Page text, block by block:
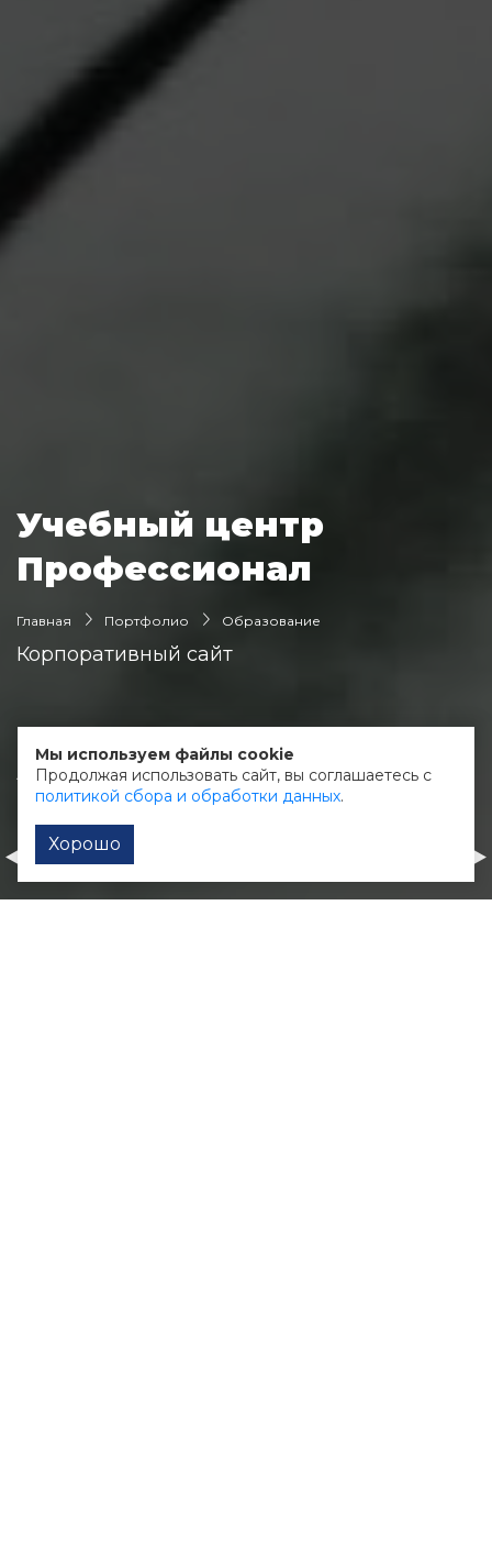
Учебный центр
Профессионал
Главная Портфолио Образование
Корпоративный сайт
О клиенте:
Автошкола для водителей и трактористов
PRO.Маникюр
Лэндинг
Мы используем файлы cookie
Продолжая использовать сайт, вы соглашаетесь с
политикой сбора и обработки данных.
Хорошо